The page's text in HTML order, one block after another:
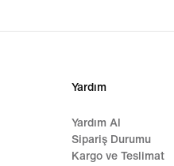
Yardım
Yardım Al
Sipariş Durumu
Kargo ve Teslimat